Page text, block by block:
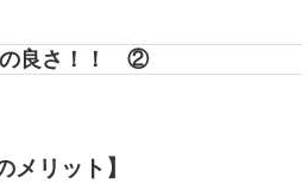
の良さ！！ ②
メリット】